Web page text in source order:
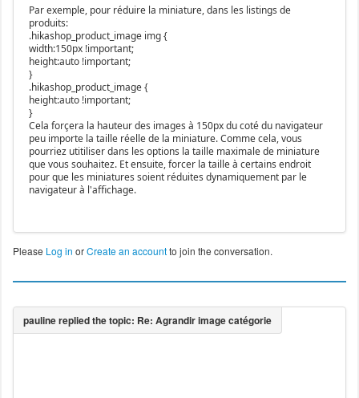
Par exemple, pour réduire la miniature, dans les listings de
produits:
.hikashop_product_image img {
width:150px !important;
height:auto !important;
}
.hikashop_product_image {
height:auto !important;
}
Cela forçera la hauteur des images à 150px du coté du navigateur
peu importe la taille réelle de la miniature. Comme cela, vous
pourriez utitiliser dans les options la taille maximale de miniature
que vous souhaitez. Et ensuite, forcer la taille à certains endroit
pour que les miniatures soient réduites dynamiquement par le
navigateur à l'affichage.
Please Log in orCreate an accountto join the conversation.